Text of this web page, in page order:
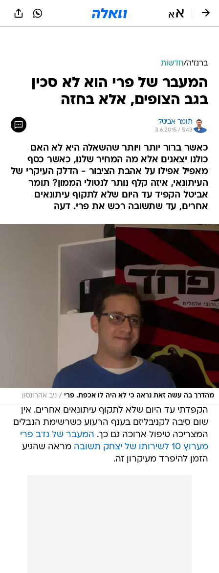
המעבר של פרי הוא לא סכין
בגב הצופים, אלא בחזה
תומר אביטל
3.6.2015 / 5:43
כאשר ברור יותר ויותר שהשאלה היא לא האם
כולנו יצאנים אלא מה המחיר שלנו, כאשר כסף
מאפיל אפילו על אהבת הציבור - הדלק העיקרי של
העיתונאי, איזה קלף נותר לנטולי הממון? תומר
אביטל הקפיד עד היום שלא לתקוף עיתונאים
אחרים, עד שתשובה רכש את פרי. דעה
מהדרך בה עשה זאת נראה כי לא היה לו אכפת. פרי /
הקפדתי עד היום שלא לתקוף עיתונאים אחרים. אין
שום סיבה לקניבליזם בענף הרעוע כשרשימת הנבלים
המצריכה טיפול ארוכה גם כך.המעבר של נדב פרי
מערוץ 10 לשירותו של יצחק תשובה
מראה שהגיע
הזמן להיפרד מעיקרון זה.